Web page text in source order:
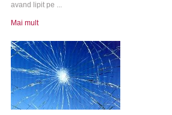
avand lipit pe ...
Mai mult